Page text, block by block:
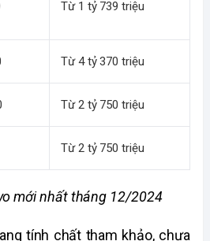
Từ 1 tỷ 739 triệu
Từ 4 tỷ 370 triệu
Từ 2 tỷ 750 triệu
Từ 2 tỷ 750 triệu
mới nhất tháng 12/2024
tính chất tham khảo, chưa